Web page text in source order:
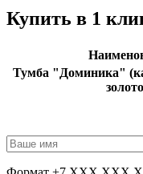
Купить в 1
Тумба "Доминика"